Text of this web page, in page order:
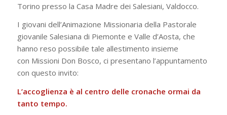
Torino presso la Casa Madre dei Salesiani, Valdocco.
I giovani dell’Animazione Missionaria della Pastorale
giovanile Salesiana di Piemonte e Valle d’Aosta, che
hanno reso possibile tale allestimento insieme
con Missioni Don Bosco, ci presentano l’appuntamento
con questo invito:
L’accoglienza è al centro delle cronache ormai da
tanto tempo.